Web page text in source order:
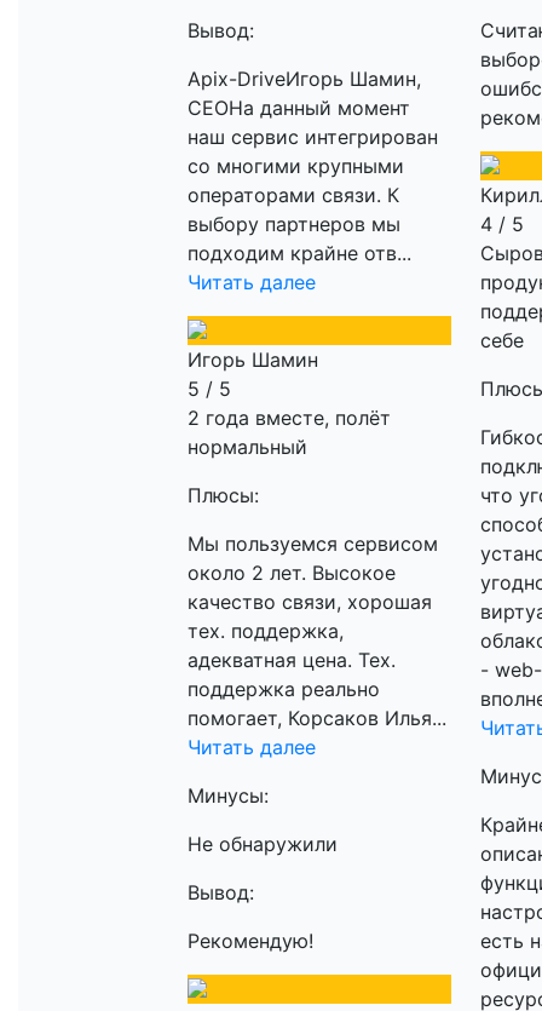
Вывод:
Apix-DriveИгорь Шамин,
CEOНа данный момент
наш сервис интегрирован
со многими крупными
операторами связи. К
выбору партнеров мы
подходим крайне отв...
Читать далее
Игорь Шамин
5 / 5
2 года вместе, полёт
нормальный
Плюсы:
Мы пользуемся сервисом
около 2 лет. Высокое
качество связи, хорошая
тех. поддержка,
адекватная цена. Тех.
поддержка реально
помогает, Корсаков Илья...
Читать далее
Минусы:
Не обнаружили
Вывод:
Рекомендую!
4 / 5
себе
что
-
есть